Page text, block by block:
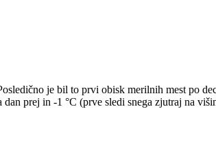
je bil to prvi obisk merilnih mest po
prej in -1 °C (prve sledi snega zjutraj na